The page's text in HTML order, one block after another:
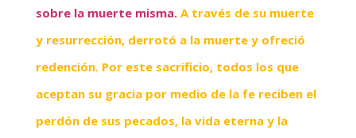
sobre la muerte misma.A través de su muerte
y resurrección, derrotó a la muerte y ofreció
redención. Por este sacrificio, todos los que
aceptan su gracia por medio de la fe reciben el
perdón de sus pecados, la vida eterna y la